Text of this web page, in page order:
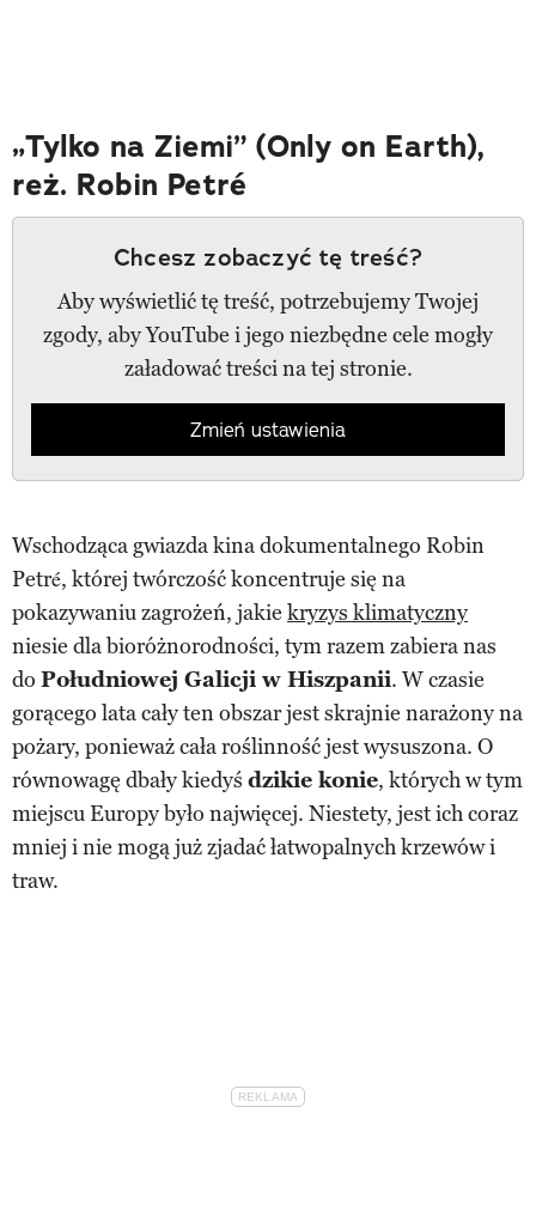
„Tylko na Ziemi” (Only on Earth),
reż. Robin Petré
Chcesz zobaczyć tę treść?
Aby wyświetlić tę treść, potrzebujemy Twojej
zgody, aby YouTube i jego niezbędne cele mogły
załadować treści na tej stronie.
Zmień ustawienia
Wschodząca gwiazda kina dokumentalnego Robin
Petré, której twórczość koncentruje się na
pokazywaniu zagrożeń, jakie kryzys klimatyczny
niesie dla bioróżnorodności, tym razem zabiera nas
do Południowej Galicji w Hiszpanii. W czasie
gorącego lata cały ten obszar jest skrajnie narażony na
pożary, ponieważ cała roślinność jest wysuszona. O
równowagę dbały kiedyś dzikie konie, których w tym
miejscu Europy było najwięcej. Niestety, jest ich coraz
mniej i nie mogą już zjadać łatwopalnych krzewów i
traw.